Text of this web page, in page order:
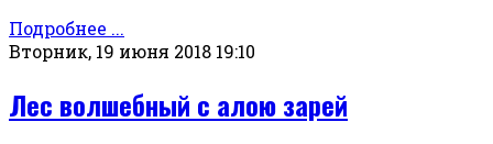
Подробнее ...
Вторник, 19 июня 2018 19:10
Лес волшебный с алою зарей